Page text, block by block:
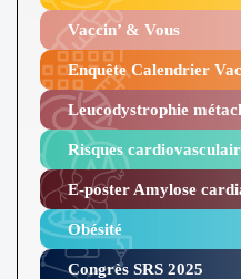
Vaccin’ & Vous
Enquête Calendrier
Leucodystrophie
Risques
E-poster Amylose
Obésité ​
Congrès SRS 2025 ​